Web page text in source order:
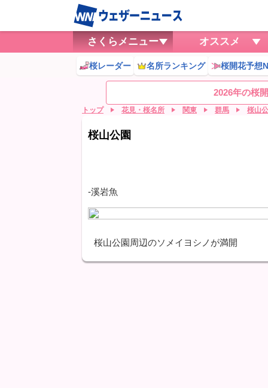
さくらメニュー オススメ
桜レーダー 名所ランキング 桜開花予想
2026年の桜
トップ 花見・桜名所 関東 群馬 桜山
桜山公園
-溪岩魚
桜山公園周辺のソメイヨシノが満開